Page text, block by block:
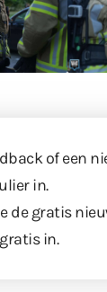
of een
in.
de gratis
in.